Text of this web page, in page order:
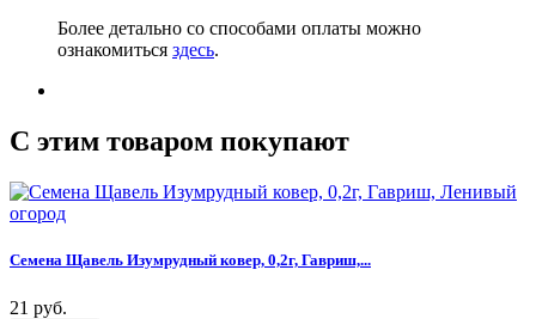
Более детально со способами оплаты можно
ознакомиться здесь.
C этим товаром покупают
Семена Щавель Изумрудный ковер, 0,2г, Гавриш,...
21 руб.